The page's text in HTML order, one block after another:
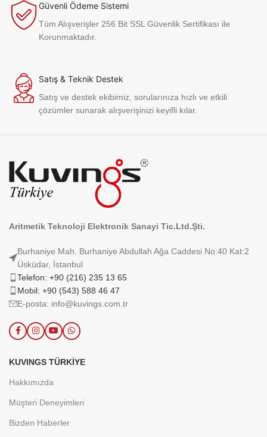
Güvenli Ödeme Sistemi
Tüm Alışverişler 256 Bit SSL Güvenlik Sertifikası ile
Korunmaktadır.
Satış & Teknik Destek
Satış ve destek ekibimiz, sorularınıza hızlı ve etkili
çözümler sunarak alışverişinizi keyifli kılar.
Aritmetik Teknoloji Elektronik Sanayi Tic.Ltd.Şti.
Burhaniye Mah. Burhaniye Abdullah Ağa Caddesi No:40 Kat:2
Üsküdar, İstanbul
Telefon: +90 (216) 235 13 65
Mobil: +90 (543) 588 46 47
E-posta: info@kuvings.com.tr
KUVINGS TÜRKIYE
Hakkımızda
Müşteri Deneyimleri
Bizden Haberler